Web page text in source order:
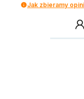
Jak zbieramy